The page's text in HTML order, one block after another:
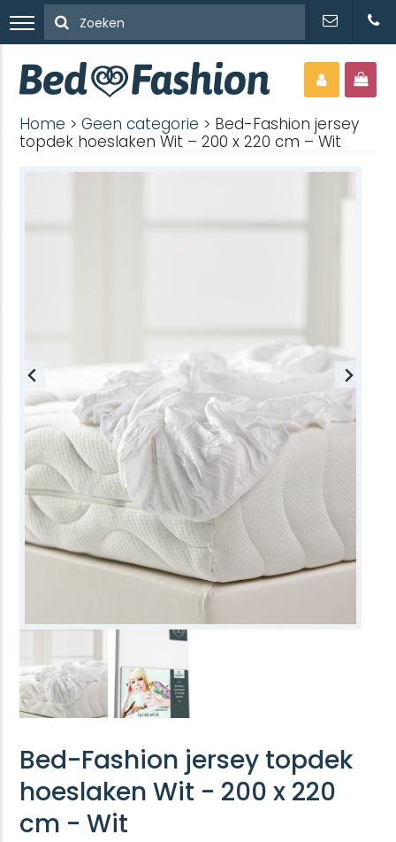
Home >Geen categorie > Bed-Fashion jersey
topdek hoeslaken Wit – 200 x 220 cm – Wit
Bed-Fashion jersey topdek
hoeslaken Wit - 200 x 220
cm - Wit